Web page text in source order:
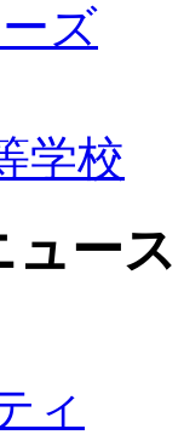
ズ
学校
ュース
ィ